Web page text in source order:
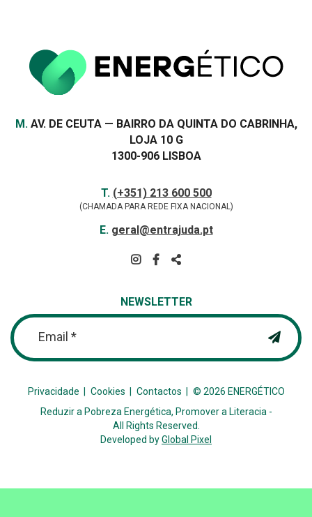
Morada
M.AV. DE CEUTA — BAIRRO DA QUINTA DO CABRINHA,
LOJA 10 G
1300-906 LISBOA
T. (+351) 213 600 500
(CHAMADA PARA REDE FIXA NACIONAL)
E. geral@entrajuda.pt
REDE
NEWSLETTER
Email *
Privacidade Cookies Contactos
© 2026 ENERGÉTICO
Reduzir a Pobreza Energética, Promover a Literacia -
All Rights Reserved.
Developed byGlobal Pixel